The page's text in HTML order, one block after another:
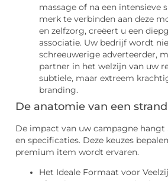
massage of na een intensieve
merk te verbinden aan deze
en zelfzorg, creëert u een
associatie. Uw bedrijf wordt
schreeuwerige adverteerder,
partner in het welzijn van uw
subtiele, maar extreem
branding.
De anatomie van een
De impact van uw campagne hangt
en specificaties. Deze keuzes
premium item wordt ervaren.
Het Ideale Formaat voor